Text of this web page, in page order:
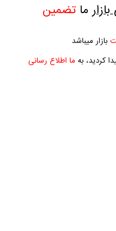
ما تضمین
بازار میباشد
ما اطلاع رسانی